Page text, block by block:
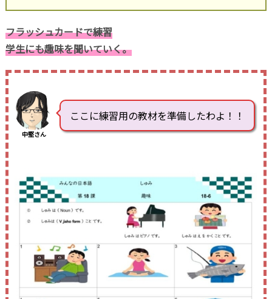
フラッシュカードで練習
学生にも趣味を聞いていく。
中堅さん
ここに練習用の教材を準備したわよ！！